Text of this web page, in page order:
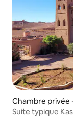
Chambre privée
Suite typique